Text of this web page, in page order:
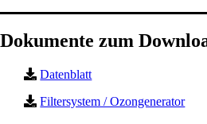
Dokumente zum
Datenblatt
Filtersystem / Ozongenerator